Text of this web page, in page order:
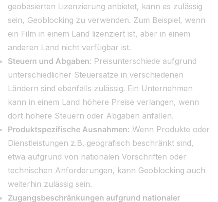
geobasierten Lizenzierung anbietet, kann es zulässig
sein, Geoblocking zu verwenden. Zum Beispiel, wenn
ein Film in einem Land lizenziert ist, aber in einem
anderen Land nicht verfügbar ist.
Steuern und Abgaben: Preisunterschiede aufgrund
unterschiedlicher Steuersätze in verschiedenen
Ländern sind ebenfalls zulässig. Ein Unternehmen
kann in einem Land höhere Preise verlangen, wenn
dort höhere Steuern oder Abgaben anfallen.
Produktspezifische Ausnahmen: Wenn Produkte oder
Dienstleistungen z.B. geografisch beschränkt sind,
etwa aufgrund von nationalen Vorschriften oder
technischen Anforderungen, kann Geoblocking auch
weiterhin zulässig sein.
Zugangsbeschränkungen aufgrund nationaler